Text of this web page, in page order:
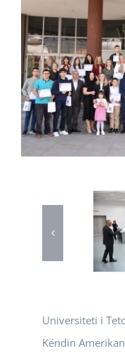
Larger
Image
Universiteti i
Këndin